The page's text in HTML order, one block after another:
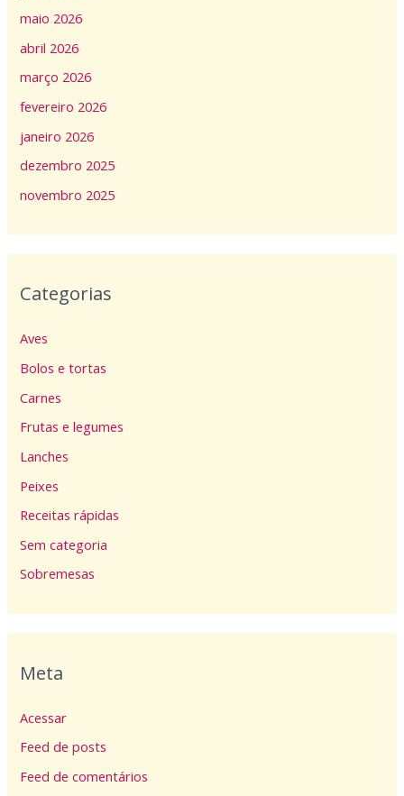
maio 2026
abril 2026
março 2026
fevereiro 2026
janeiro 2026
dezembro 2025
novembro 2025
Categorias
Aves
Bolos e tortas
Carnes
Frutas e legumes
Lanches
Peixes
Receitas rápidas
Sem categoria
Sobremesas
Meta
Acessar
Feed de posts
Feed de comentários